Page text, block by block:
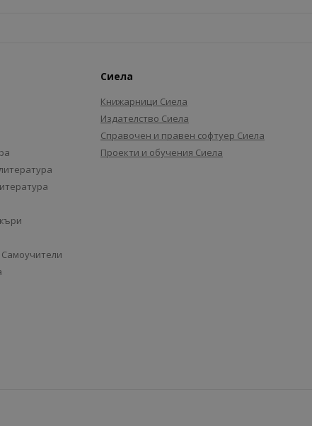
Сиела
Книжарници Сиела
Издателство Сиела
Справочен и правен софтуер Сиела
Проекти и обучения Сиела